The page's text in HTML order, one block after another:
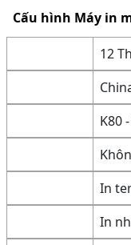
Cấu hình Máy in
12
K80
In
In